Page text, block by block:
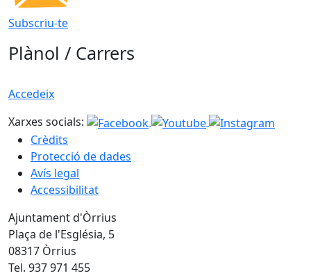
Subscriu-te
Plànol / Carrers
Accedeix
Xarxes socials:
Crèdits
Protecció de dades
Avís legal
Accessibilitat
Ajuntament d'Òrrius
Plaça de l'Església, 5
08317 Òrrius
Tel. 937 971 455